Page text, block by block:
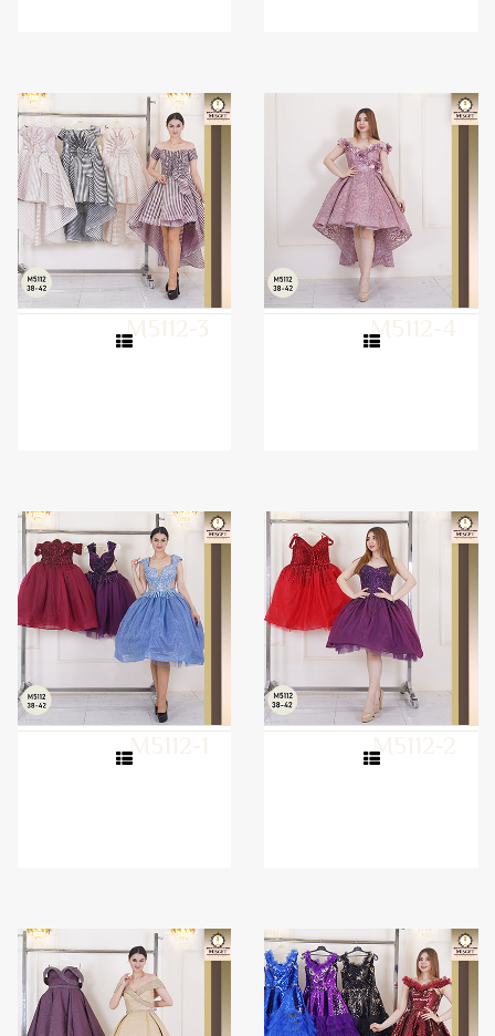
M5112-4
M5112-3
M5112-2
M5112-1